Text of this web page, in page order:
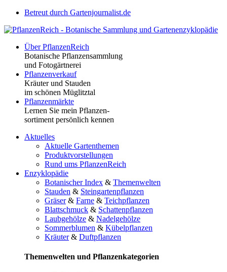
Betreut durch Gartenjournalist.de
Über PflanzenReich
Botanische Pflanzensammlung
und Fotogärtnerei
Pflanzenverkauf
Kräuter und Stauden
im schönen Müglitztal
Pflanzenmärkte
Lernen Sie mein Pflanzen-
sortiment persönlich kennen
Aktuelles
Aktuelle Gartenthemen
Produktvorstellungen
Rund ums PflanzenReich
Enzyklopädie
Botanischer Index & Themenwelten
Stauden & Steingartenpflanzen
Gräser& Farne & Teichpflanzen
Blattschmuck & Schattenpflanzen
Laubgehölze & Nadelgehölze
Sommerblumen & Kübelpflanzen
Kräuter& Duftpflanzen
Themenwelten und Pflanzenkategorien